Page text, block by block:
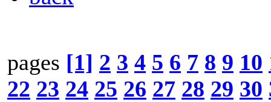
pages [1] 2 3 4 5 6 7 8 9 10
22 23 24 25 26 27 28 29 30